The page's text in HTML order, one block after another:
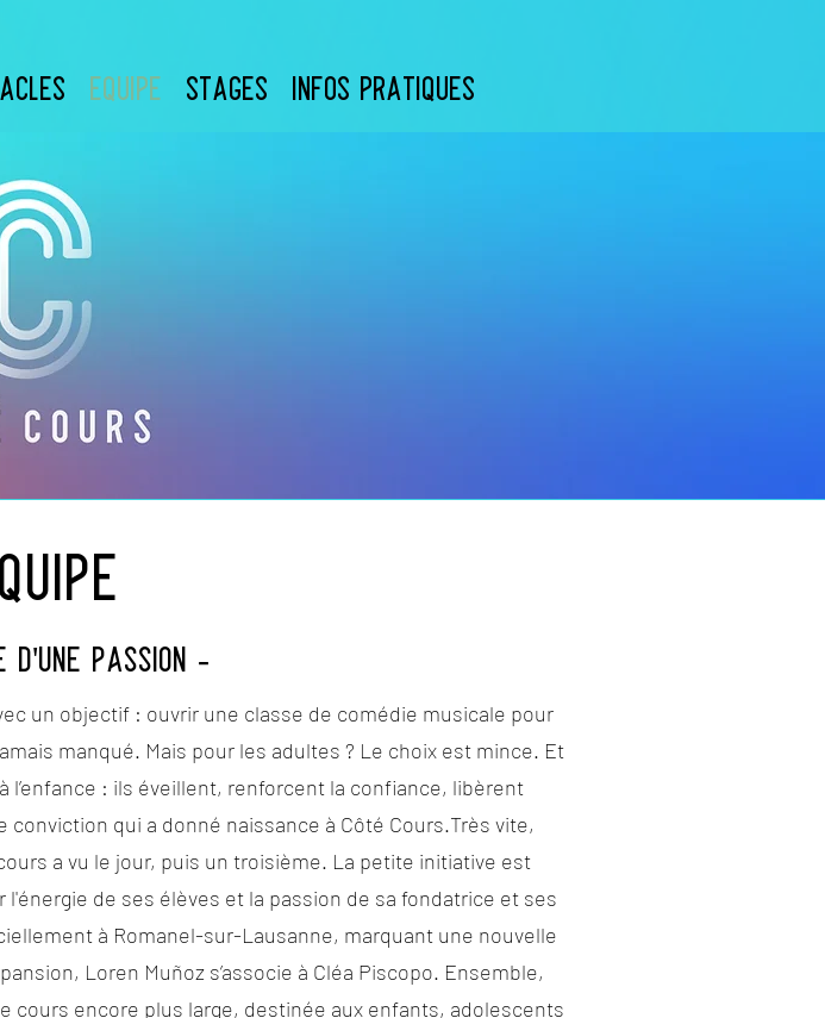
ÉQUIPE STAGES INFOS PRATIQUES
D'UNE PASSION -
un objectif : ouvrir une classe de comédie musicale pour
manqué. Mais pour les adultes ? Le choix est mince. Et
: ils éveillent, renforcent la confiance, libèrent
conviction qui a donné naissance à Côté Cours.Très vite,
a vu le jour, puis un troisième. La petite initiative est
de ses élèves et la passion de sa fondatrice et ses
à Romanel-sur-Lausanne, marquant une nouvelle
Loren Muñoz s’associe à Cléa Piscopo. Ensemble,
encore plus large, destinée aux enfants, adolescents